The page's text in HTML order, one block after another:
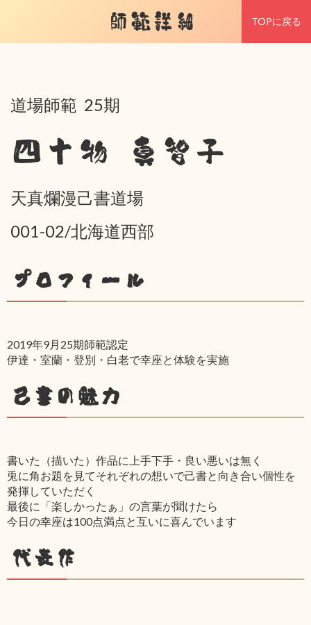
師範詳細 TOPに戻る
道場師範 25期
四十物 真智子
天真爛漫己書道場
001-02/北海道西部
プロフィール
2019年9月25期師範認定
伊達・室蘭・登別・白老で幸座と体験を実施
己書の魅力
書いた（描いた）作品に上手下手・良い悪いは無く
兎に角お題を見てそれぞれの想いで己書と向き合い個性を
発揮していただく
最後に「楽しかったぁ」の言葉が聞けたら
今日の幸座は100点満点と互いに喜んでいます
代表作